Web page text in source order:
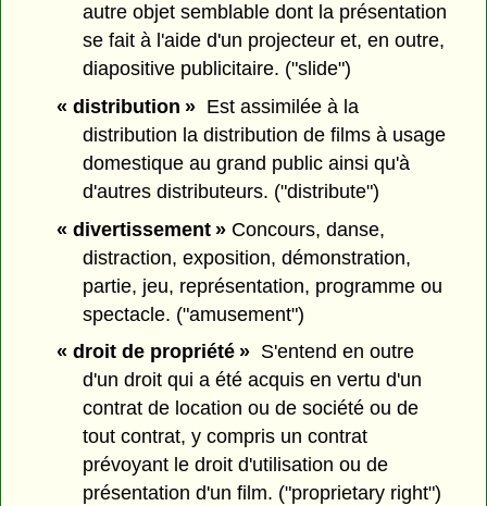
autre objet semblable dont la présentation
se fait à l'aide d'un projecteur et, en outre,
diapositive publicitaire. ("slide")
« distribution »Est assimilée à la
distribution la distribution de films à usage
domestique au grand public ainsi qu'à
d'autres distributeurs. ("distribute")
« divertissement »Concours, danse,
distraction, exposition, démonstration,
partie, jeu, représentation, programme ou
spectacle. ("amusement")
« droit de propriété » S'entend en outre
d'un droit qui a été acquis en vertu d'un
contrat de location ou de société ou de
tout contrat, y compris un contrat
prévoyant le droit d'utilisation ou de
présentation d'un film. ("proprietary right")